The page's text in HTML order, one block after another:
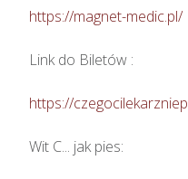
https://magnet-medic.pl/
Link do Biletów :
https://
Wit C... jak pies: